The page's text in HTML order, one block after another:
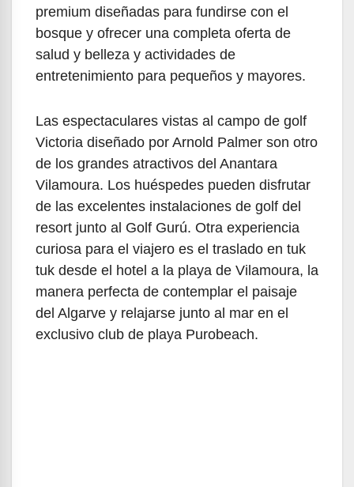
premium diseñadas para fundirse con el
bosque y ofrecer una completa oferta de
salud y belleza y actividades de
entretenimiento para pequeños y mayores.
Las espectaculares vistas al campo de golf
Victoria diseñado por Arnold Palmer son otro
de los grandes atractivos del Anantara
Vilamoura. Los huéspedes pueden disfrutar
de las excelentes instalaciones de golf del
resort junto al Golf Gurú. Otra experiencia
curiosa para el viajero es el traslado en tuk
tuk desde el hotel a la playa de Vilamoura, la
manera perfecta de contemplar el paisaje
del Algarve y relajarse junto al mar en el
exclusivo club de playa Purobeach.